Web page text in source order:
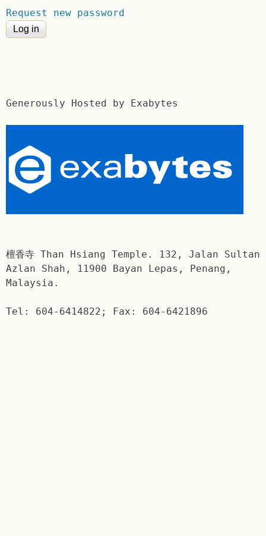
Request new password
Generously Hosted by Exabytes
檀香寺 Than Hsiang Temple. 132, Jalan Sultan
Azlan Shah, 11900 Bayan Lepas, Penang,
Malaysia.
Tel: 604-6414822; Fax: 604-6421896